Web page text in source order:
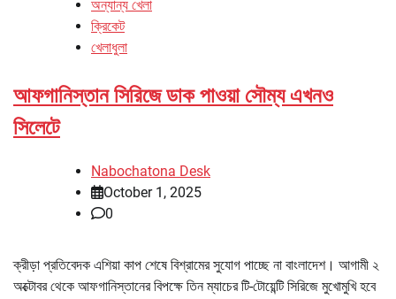
অন্যান্য খেলা
ক্রিকেট
খেলাধুলা
আফগানিস্তান সিরিজে ডাক পাওয়া সৌম্য এখনও
সিলেটে
Nabochatona Desk
October 1, 2025
0
ক্রীড়া প্রতিবেদক এশিয়া কাপ শেষে বিশ্রামের সুযোগ পাচ্ছে না বাংলাদেশ। আগামী ২
অক্টোবর থেকে আফগানিস্তানের বিপক্ষে তিন ম্যাচের টি-টোয়েন্টি সিরিজে মুখোমুখি হবে